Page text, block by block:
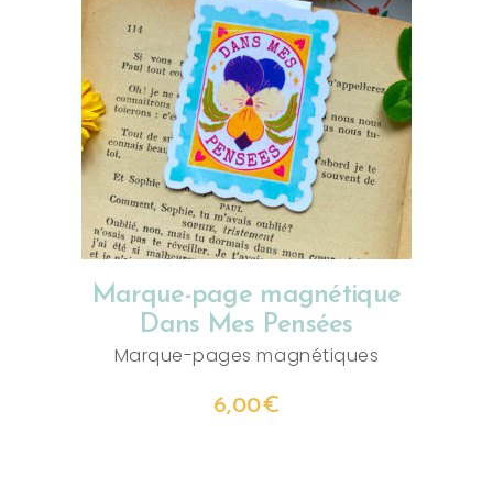
AJOUTER AU PANIER
Marque-page magnétique
Dans Mes Pensées
Marque-pages magnétiques
6,00€